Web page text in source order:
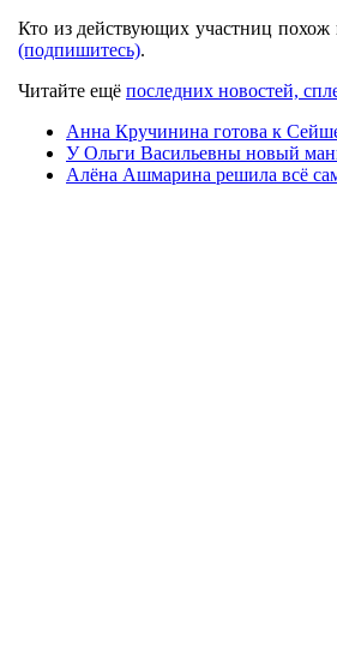
Кто из действующих участниц похож
(подпишитесь).
Читайте ещё последних новостей,
Анна Кручинина готова к
У Ольги Васильевны новый
Алёна Ашмарина решила всё